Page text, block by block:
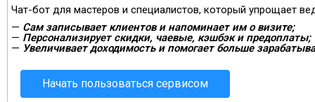
Чат-бот для мастеров и специалистов, который упрощает
— Сам записывает клиентов и напоминает им о визите;
— Персонализирует скидки, чаевые, кэшбэк и предоплаты;
— Увеличивает доходимость и помогает больше
Начать пользоваться сервисом